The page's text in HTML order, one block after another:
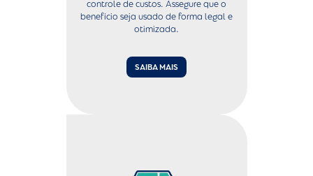
controle de custos. Assegure que o
benefício seja usado de forma legal e
otimizada.
SAIBA MAIS